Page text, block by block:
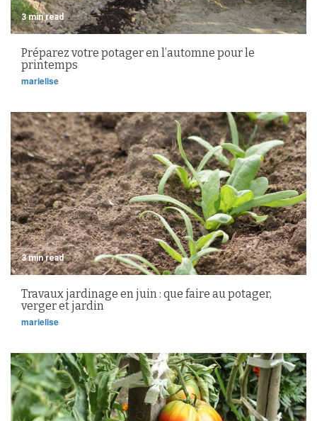
3 min read
Préparez votre potager en l’automne pour le
printemps
marielise
3 min read
Travaux jardinage en juin : que faire au potager,
verger et jardin
marielise